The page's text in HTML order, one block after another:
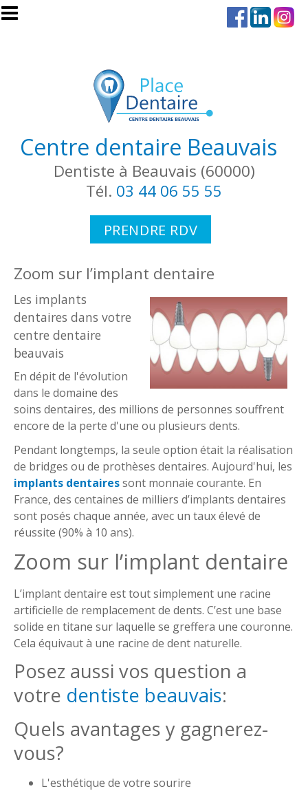
Aller au contenu principal
Centre dentaire Beauvais
Dentiste à Beauvais (60000)
Tél. 03 44 06 55 55
PRENDRE RDV
Zoom sur l’implant dentaire
Les implants
dentaires dans votre
centre dentaire
beauvais
En dépit de l'évolution
dans le domaine des
soins dentaires, des millions de personnes souffrent
encore de la perte d'une ou plusieurs dents.
Pendant longtemps, la seule option était la réalisation
de bridges ou de prothèses dentaires. Aujourd'hui, les
implants dentairessont monnaie courante. En
France, des centaines de milliers d’implants dentaires
sont posés chaque année, avec un taux élevé de
réussite (90% à 10 ans).
Zoom sur l’implant dentaire
L’implant dentaire est tout simplement une racine
artificielle de remplacement de dents. C’est une base
solide en titane sur laquelle se greffera une couronne.
Cela équivaut à une racine de dent naturelle.
Posez aussi vos question a
votre dentiste beauvais:
Quels avantages y gagnerez-
vous?
L'esthétique de votre sourire